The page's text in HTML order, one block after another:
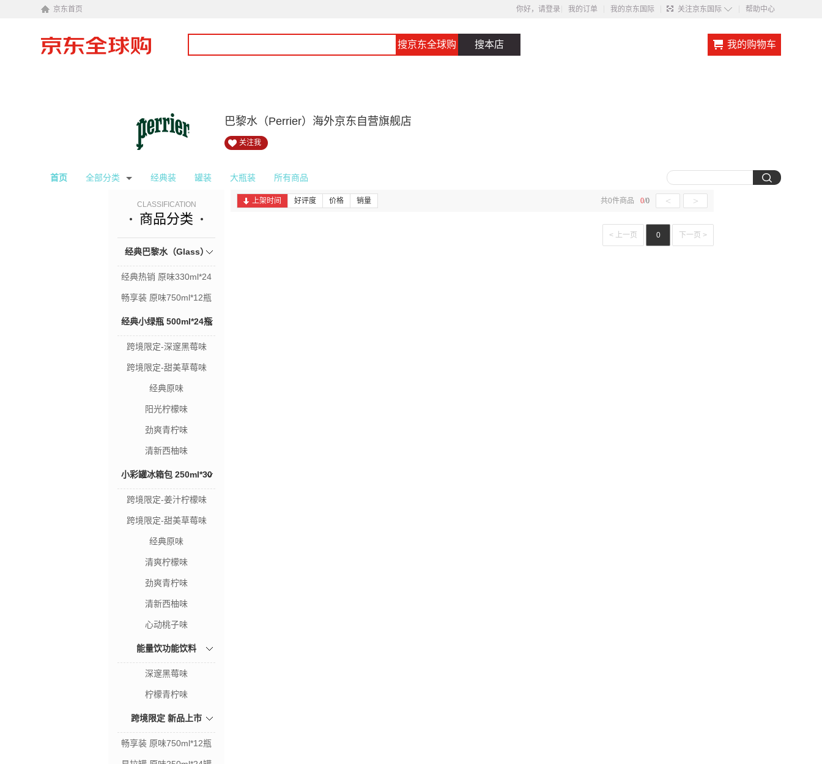
京东首页 你好，请登录 我的订单 我的京东国际 关注京东国际 ◇ 帮助中心
搜京东全球购 搜本店 我的购物车
巴黎水（Perrier）海外京东自营旗舰店
关注我
首页 全部分类 经典装 罐装 大瓶装 所有商品
CLASSIFICATION
商品分类
经典巴黎水（Glass）
经典热销 原味330ml*24
瓶
畅享装 原味750ml*12瓶
经典小绿瓶 500ml*24瓶
跨境限定-深邃黑莓味
跨境限定-甜美草莓味
经典原味
阳光柠檬味
劲爽青柠味
清新西柚味
小彩罐冰箱包 250ml*30
罐
跨境限定-姜汁柠檬味
跨境限定-甜美草莓味
经典原味
清爽柠檬味
劲爽青柠味
清新西柚味
心动桃子味
能量饮功能饮料
250ml*24罐
深邃黑莓味
柠檬青柠味
跨境限定 新品上市
畅享装 原味750ml*12瓶
上架时间 好评度 价格 销量 0/0 < >
共0件商品
< 上一页 0 下一页 >